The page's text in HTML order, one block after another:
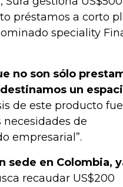
préstamos a corto
speciality
no son sólo
un
de este producto
de
empresarial”.
en Colombia,
recaudar US$200